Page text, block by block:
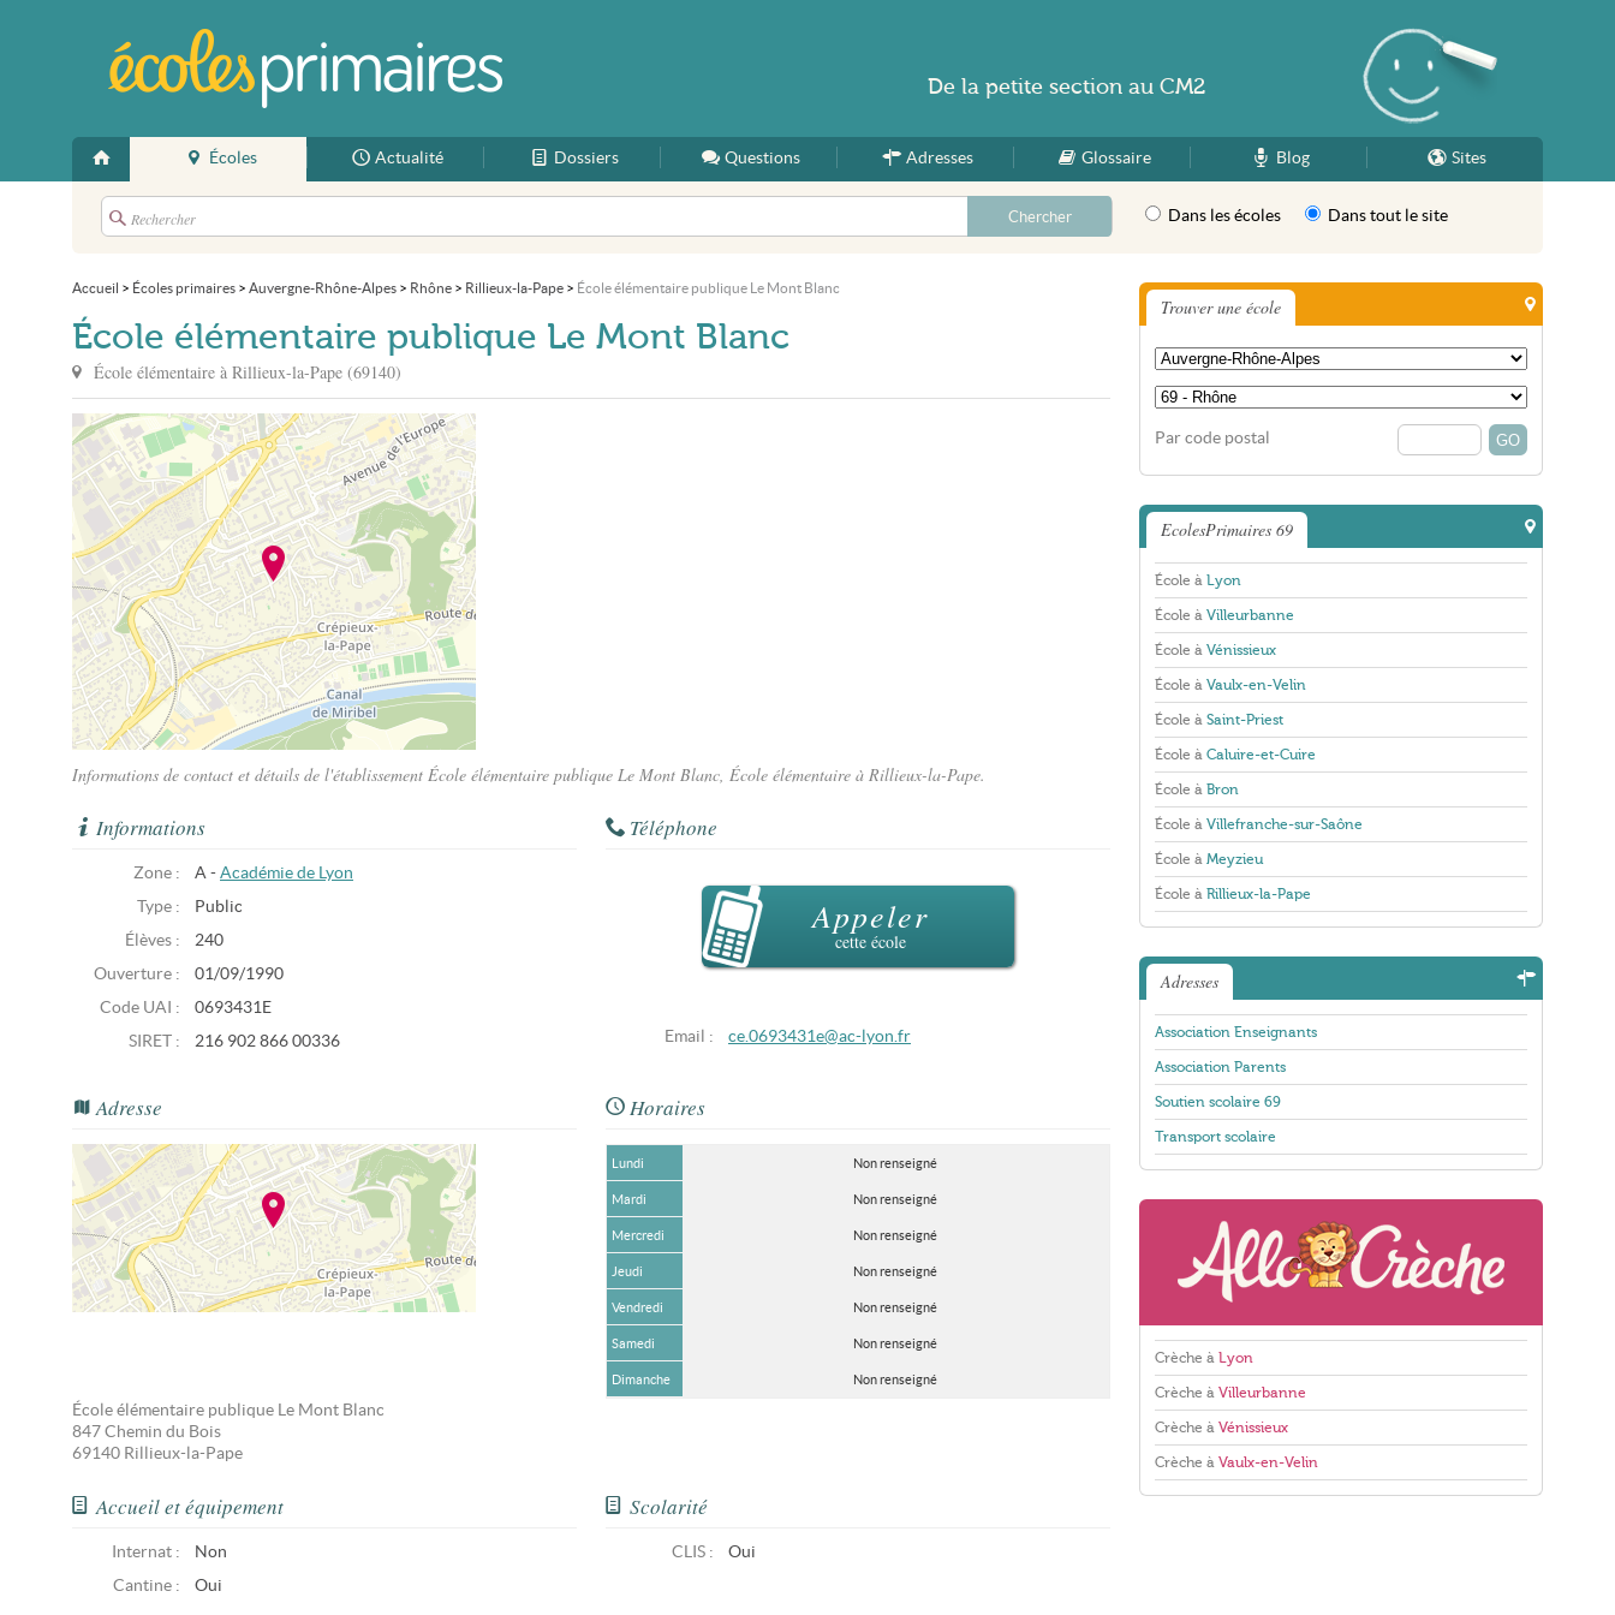
Accueil
Écoles Actualité Dossiers Questions Adresses Glossaire Blog Sites
Dans les écoles Dans tout le site
Accueil > Écoles primaires > Auvergne-Rhône-Alpes > Rhône > Rillieux-la-Pape > École élémentaire publique Le Mont Blanc
École élémentaire publique Le Mont Blanc
École élémentaire à Rillieux-la-Pape (69140)
Informations de contact et détails de l'établissement École élémentaire publique Le Mont Blanc, École élémentaire à Rillieux-la-Pape.
Informations
Zone : A - Académie de Lyon
Type :
Public
Élèves :
240
Ouverture :
01/09/1990
Code UAI :
0693431E
SIRET :
216 902 866 00336
Téléphone
Appeler
cette école
Email : ce.0693431e@ac-lyon.fr
Adresse
École élémentaire publique Le Mont Blanc
847 Chemin du Bois
69140 Rillieux-la-Pape
Horaires
Lundi Non renseigné
Mardi Non renseigné
Mercredi Non renseigné
Jeudi Non renseigné
Vendredi Non renseigné
Samedi Non renseigné
Dimanche Non renseigné
Accueil et équipement
Internat :
Non
Cantine :
Oui
Scolarité
CLIS : Oui
Trouver une école
Par code postal
EcolesPrimaires 69
École à Lyon
École à Villeurbanne
École à Vénissieux
École à Vaulx-en-Velin
École à Saint-Priest
École à Caluire-et-Cuire
École à Bron
École à Villefranche-sur-Saône
École à Meyzieu
École à Rillieux-la-Pape
Adresses
Association Enseignants
Association Parents
Soutien scolaire 69
Transport scolaire
Crèche à Lyon
Crèche à Villeurbanne
Crèche à Vénissieux
Crèche à Vaulx-en-Velin
De la petite section au CM2